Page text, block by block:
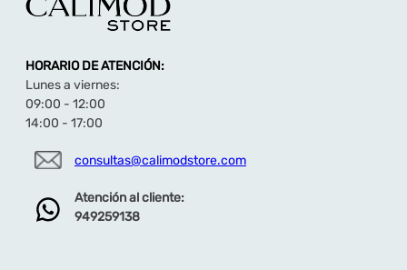
HORARIO DE ATENCIÓN:
Lunes a viernes:
09:00 - 12:00
14:00 - 17:00
consultas@calimodstore.com
Atención al cliente:
949259138